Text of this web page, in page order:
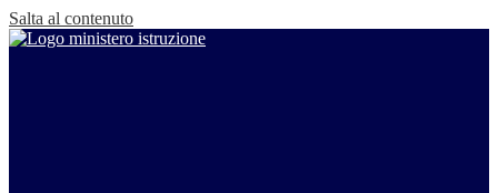
Salta al contenuto